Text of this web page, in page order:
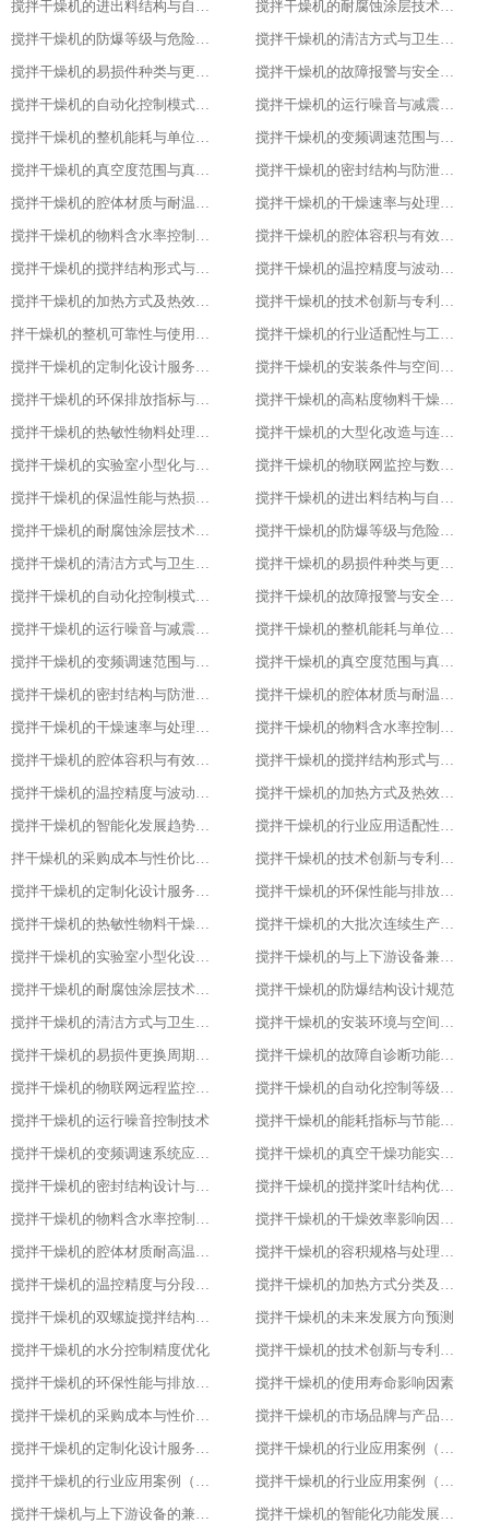
搅拌干燥机的进出料结构与自动化适配
搅拌干燥机的耐腐蚀涂层技术与应用场景
搅拌干燥机的防爆等级与危险环境适配性
搅拌干燥机的清洁方式与卫生残留标准
搅拌干燥机的易损件种类与更换周期
搅拌干燥机的故障报警与安全保护功能
搅拌干燥机的自动化控制模式分类
搅拌干燥机的运行噪音与减震措施
搅拌干燥机的整机能耗与单位能耗标准
搅拌干燥机的变频调速范围与控制精度
搅拌干燥机的真空度范围与真空干燥效果
搅拌干燥机的密封结构与防泄漏等级
搅拌干燥机的腔体材质与耐温耐腐蚀性能
搅拌干燥机的干燥速率与处理量参数
搅拌干燥机的物料含水率控制范围
搅拌干燥机的腔体容积与有效装载率
搅拌干燥机的搅拌结构形式与适配物料
搅拌干燥机的温控精度与波动范围
搅拌干燥机的加热方式及热效率指标
搅拌干燥机的技术创新与专利技术应用
拌干燥机的整机可靠性与使用寿命
搅拌干燥机的行业适配性与工艺调整方案
搅拌干燥机的定制化设计服务范围
搅拌干燥机的安装条件与空间布局要求
搅拌干燥机的环保排放指标与净化措施
搅拌干燥机的高粘度物料干燥适配设计
搅拌干燥机的热敏性物料处理工艺优化
搅拌干燥机的大型化改造与连续生产能力
搅拌干燥机的实验室小型化与参数复刻性
搅拌干燥机的物联网监控与数据追溯能力
搅拌干燥机的保温性能与热损失率
搅拌干燥机的进出料结构与自动化适配
搅拌干燥机的耐腐蚀涂层技术与应用场景
搅拌干燥机的防爆等级与危险环境适配性
搅拌干燥机的清洁方式与卫生残留标准
搅拌干燥机的易损件种类与更换周期
搅拌干燥机的自动化控制模式分类
搅拌干燥机的故障报警与安全保护功能
搅拌干燥机的运行噪音与减震措施
搅拌干燥机的整机能耗与单位能耗标准
搅拌干燥机的变频调速范围与控制精度
搅拌干燥机的真空度范围与真空干燥效果
搅拌干燥机的密封结构与防泄漏等级
搅拌干燥机的腔体材质与耐温耐腐蚀性能
搅拌干燥机的干燥速率与处理量参数
搅拌干燥机的物料含水率控制范围
搅拌干燥机的腔体容积与有效装载率
搅拌干燥机的搅拌结构形式与适配物料
搅拌干燥机的温控精度与波动范围
搅拌干燥机的加热方式及热效率指标
搅拌干燥机的智能化发展趋势预测
搅拌干燥机的行业应用适配性调整
拌干燥机的采购成本与性价比评估
搅拌干燥机的技术创新与专利成果
搅拌干燥机的定制化设计服务范围
搅拌干燥机的环保性能与排放标准
搅拌干燥机的热敏性物料干燥工艺优化
搅拌干燥机的大批次连续生产改造
搅拌干燥机的实验室小型化设计要点
搅拌干燥机的与上下游设备兼容适配方案
搅拌干燥机的耐腐蚀涂层技术应用
搅拌干燥机的防爆结构设计规范
搅拌干燥机的清洁方式与卫生标准
搅拌干燥机的安装环境与空间要求
搅拌干燥机的易损件更换周期与维护
搅拌干燥机的故障自诊断功能解析
搅拌干燥机的物联网远程监控系统搭建
搅拌干燥机的自动化控制等级划分
搅拌干燥机的运行噪音控制技术
搅拌干燥机的能耗指标与节能改造方案
搅拌干燥机的变频调速系统应用优势
搅拌干燥机的真空干燥功能实现原理
搅拌干燥机的密封结构设计与防泄漏技术
搅拌干燥机的搅拌桨叶结构优化方案
搅拌干燥机的物料含水率控制精度
搅拌干燥机的干燥效率影响因素分析
搅拌干燥机的腔体材质耐高温性能指标
搅拌干燥机的容积规格与处理量匹配
搅拌干燥机的温控精度与分段控温技术
搅拌干燥机的加热方式分类及适用场景
搅拌干燥机的双螺旋搅拌结构设计原理
搅拌干燥机的未来发展方向预测​
搅拌干燥机的水分控制精度优化​
搅拌干燥机的技术创新与专利成果​
搅拌干燥机的环保性能与排放标准​
搅拌干燥机的使用寿命影响因素​
搅拌干燥机的采购成本与性价比评估​
搅拌干燥机的市场品牌与产品对比​
搅拌干燥机的定制化设计服务范围​
搅拌干燥机的行业应用案例（化工行业）​
搅拌干燥机的行业应用案例（食品行业）
搅拌干燥机的行业应用案例（塑料行业）​
搅拌干燥机与上下游设备的兼容适配​
搅拌干燥机的智能化功能发展趋势​